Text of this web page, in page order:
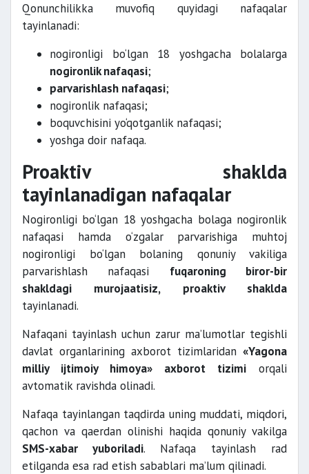
Qonunchilikka muvofiq quyidagi nafaqalar
tayinlanadi:
nogironligi bo‘lgan 18 yoshgacha bolalarga
nogironlik nafaqasi;
parvarishlash nafaqasi;
nogironlik nafaqasi;
boquvchisini yo‘qotganlik nafaqasi;
yoshga doir nafaqa.
Proaktiv shaklda
tayinlanadigan nafaqalar
Nogironligi bo‘lgan 18 yoshgacha bolaga nogironlik
nafaqasi hamda o‘zgalar parvarishiga muhtoj
nogironligi bo‘lgan bolaning qonuniy vakiliga
parvarishlash nafaqasi fuqaroning biror-bir
shakldagi murojaatisiz, proaktiv shaklda
tayinlanadi.
Nafaqani tayinlash uchun zarur ma’lumotlar tegishli
davlat organlarining axborot tizimlaridan «Yagona
milliy ijtimoiy himoya» axborot tizimi orqali
avtomatik ravishda olinadi.
Nafaqa tayinlangan taqdirda uning muddati, miqdori,
qachon va qaerdan olinishi haqida qonuniy vakilga
SMS-xabar yuboriladi. Nafaqa tayinlash rad
etilganda esa rad etish sabablari ma’lum qilinadi.